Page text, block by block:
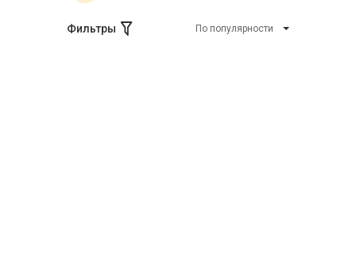
Фильтры По популярности